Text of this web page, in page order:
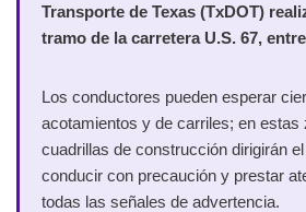
Transporte de Texas (TxDOT)
tramo de la carretera U.S. 67,
Los conductores pueden esperar
acotamientos y de carriles; en estas
cuadrillas de construcción dirigirán
conducir con precaución y prestar
todas las señales de advertencia.